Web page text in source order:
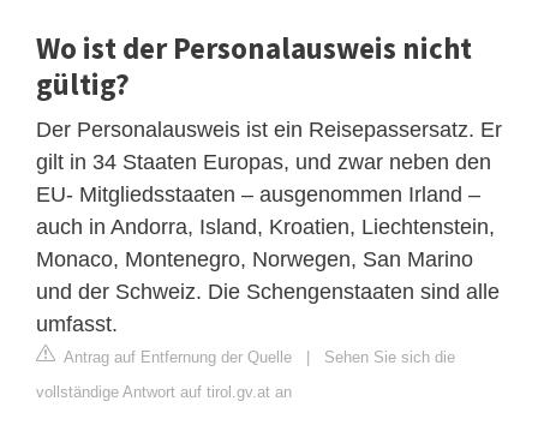
Wo ist der Personalausweis nicht
gültig?
Der Personalausweis ist ein Reisepassersatz. Er
gilt in 34 Staaten Europas, und zwar neben den
EU- Mitgliedsstaaten – ausgenommen Irland –
auch in Andorra, Island, Kroatien, Liechtenstein,
Monaco, Montenegro, Norwegen, San Marino
und der Schweiz. Die Schengenstaaten sind alle
umfasst.
Antrag auf Entfernung der Quelle | Sehen Sie sich die
vollständige Antwort auf tirol.gv.at an